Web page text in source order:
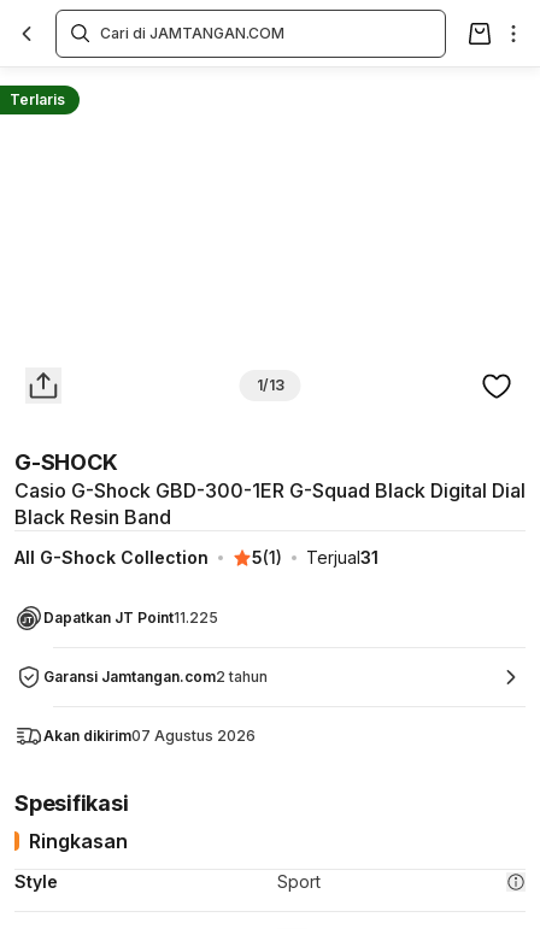
Terlaris
1/13
G-SHOCK
Casio G-Shock GBD-300-1ER G-Squad Black Digital Dial
Black Resin Band
All G-Shock Collection 5(1) Terjual31
Dapatkan JT Point11.225
Garansi Jamtangan.com2 tahun
Akan dikirim07 Agustus 2026
Overview
Spesifikasi
Ringkasan
Style Sport